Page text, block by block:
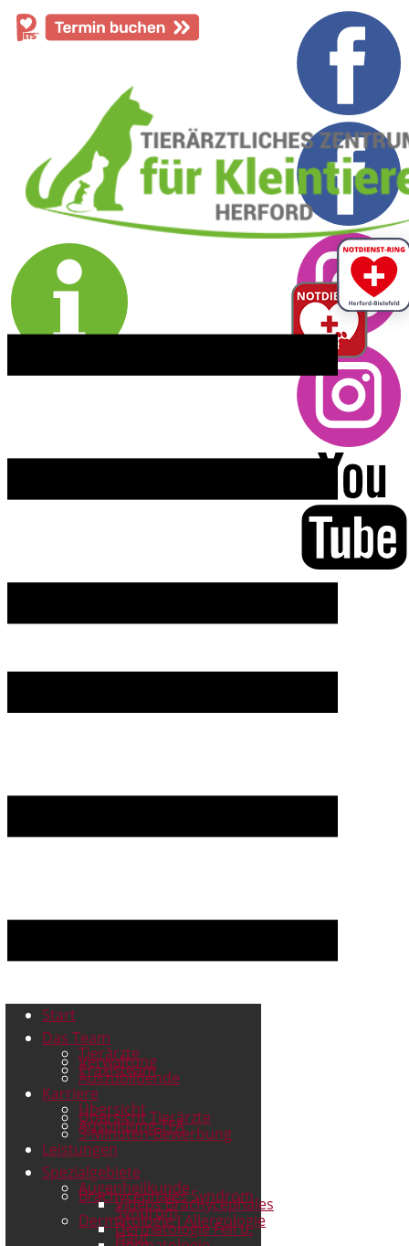
Start
Das Team
Tierärzte
Verwaltung
Praxisteam
Auszubildende
Karriere
Übersicht
Übersicht Tierärzte
Ausbildung TFA
3-Minuten-Bewerbung
Leistungen
Spezialgebiete
Augenheilkunde
Brachycephales Syndrom
Videos Brachycephales
Syndrom
Dermatologie I Allergologie
Dermatologie Fell u.
Haut